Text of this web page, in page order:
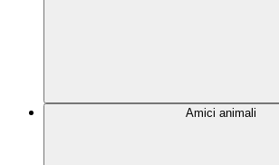
Amici animali